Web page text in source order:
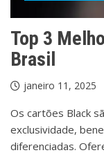
Top 3
Brasil
janeiro 11, 2025
Os cartões Black
exclusividade,
diferenciadas.